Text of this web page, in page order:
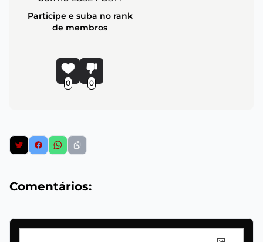
Participe e suba no rank
de membros
0 0
Comentários: